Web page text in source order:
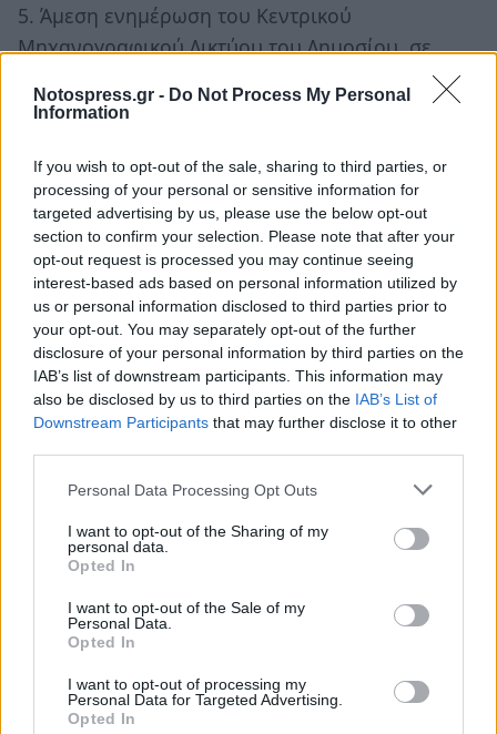
Notospress.gr - Do Not Process My Personal
Information
If you wish to opt-out of the sale, sharing to third parties, or
processing of your personal or sensitive information for
targeted advertising by us, please use the below opt-out
section to confirm your selection. Please note that after your
opt-out request is processed you may continue seeing
interest-based ads based on personal information utilized by
us or personal information disclosed to third parties prior to
your opt-out. You may separately opt-out of the further
disclosure of your personal information by third parties on the
IAB’s list of downstream participants. This information may
also be disclosed by us to third parties on the IAB’s List of
Downstream Participants that may further disclose it to other
Personal Data Processing Opt Outs
I want to opt-out of the Sharing of my
personal data.
Opted In
I want to opt-out of the Sale of my
Personal Data.
Opted In
I want to opt-out of processing my
Personal Data for Targeted Advertising.
Opted In
5. Άμεση ενημέρωση του Κεντρικού
Μηχανογραφικού Δικτύου του Δημοσίου, σε
κάθε συναλλαγή και ως προς τον εισπραττόμενο
και καταβαλλόμενο ΦΠΑ, και ενημέρωση για το
επιχειρηματία με βάση τον ΑΦΜ.
6. Έλεγχοι με ηλεκτρονικές διασταυρώσεις σε
συνδυασμό με την σωστή χρήση και αξιοποίηση
της έξυπνης κάρτας αγορών.
7. Αναβάθμιση του ρόλου αλλά και της ευθύνης
του λογιστή.
Ο ελεύθερος επαγγελματίας λογιστής, αλλά και
ο μισθωτός, να έχει τις ίδιες αρμοδιότητες με
τον ελεγκτή – λογιστή.
ΕΛ.ΚΕ, στα διοικητικά δικαστήρια και γενικά στις
δημόσιες υπηρεσίες και ασφαλιστικά ταμεία.
Να τηρεί τα βιβλία του πελάτη στο γραφείο του,
πληροφοριών ηλεκτρονικά από τους
επιχειρηματίες.
Να υποβάλει τις προβλεπόμενες από το νόμο
δηλώσεις εισοδήματος, ΦΠΑ, παρακρατούμενων